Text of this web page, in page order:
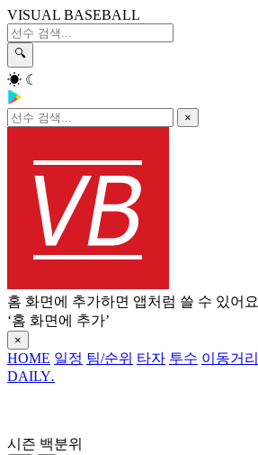
VISUAL BASEBALL
🔍
☀ ☾
×
홈 화면에 추가하면 앱처럼 쓸 수 있어요
‘홈 화면에 추가’
×
HOME 일정 팀/순위 타자 투수 이동거리
DAILY.
시즌 백분위